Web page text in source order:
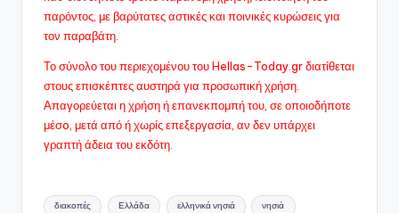
παρόντος, με βαρύτατες αστικές και ποινικές κυρώσεις για
τον παραβάτη.
Το σύνολο του περιεχομένου του Hellas-Today.gr διατίθεται
στους επισκέπτες αυστηρά για προσωπική χρήση.
Απαγορεύεται η χρήση ή επανεκπομπή του, σε οποιοδήποτε
μέσo, μετά από ή χωρίς επεξεργασία, αν δεν υπάρχει
γραπτή άδεια του εκδότη.
Ετικέτες:
διακοπές Ελλάδα ελληνικά νησιά νησιά